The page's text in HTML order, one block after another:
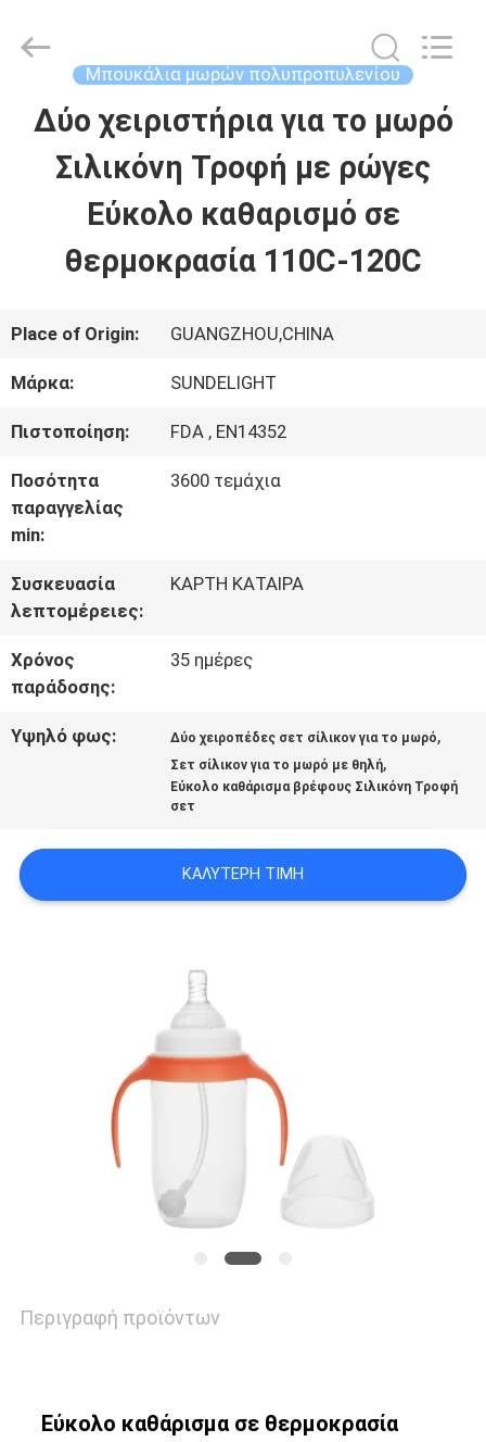
ΑΡΧΙΚΉ
ΣΕΛΊΔΑ
ΠΡΟΪΌΝΤΑ
ΒΊΝΤΕΟ
ΣΧΕΤΙΚΆ
ΕΜΆΣ
ΓΎΡΟΣ
ΕΡΓΟΣΤΑΣΊΩΝ
ΠΟΙΟΤΙΚΌΣ
ΈΛΕΓΧΟΣ
ΝΈΑ
ΠΕΡΙΠΤΏΣΕΙΣ
SHOPPING
PRIVACY
Infant
Μπουκάλια μωρών πολυπροπυλενίου
Δύο χειριστήρια για το μωρό
Σιλικόνη Τροφή με ρώγες
Εύκολο καθαρισμό σε
θερμοκρασία 110C-120C
Place of Origin: GUANGZHOU,CHINA
Μάρκα: SUNDELIGHT
Πιστοποίηση: FDA , EN14352
Ποσότητα
παραγγελίας
min:
3600 τεμάχια
Συσκευασία
λεπτομέρειες:
ΚΑΡΤΗ ΚΑΤΑΙΡΑ
Χρόνος
παράδοσης:
35 ημέρες
Υψηλό φως: Δύο χειροπέδες σετ σίλικον για το μωρό,
Σετ σίλικον για το μωρό με θηλή,
Εύκολο καθάρισμα βρέφους Σιλικόνη Τροφή
σετ
ΚΑΛΎΤΕΡΗ ΤΙΜΉ
Περιγραφή προϊόντων
Εύκολο καθάρισμα σε θερμοκρασία